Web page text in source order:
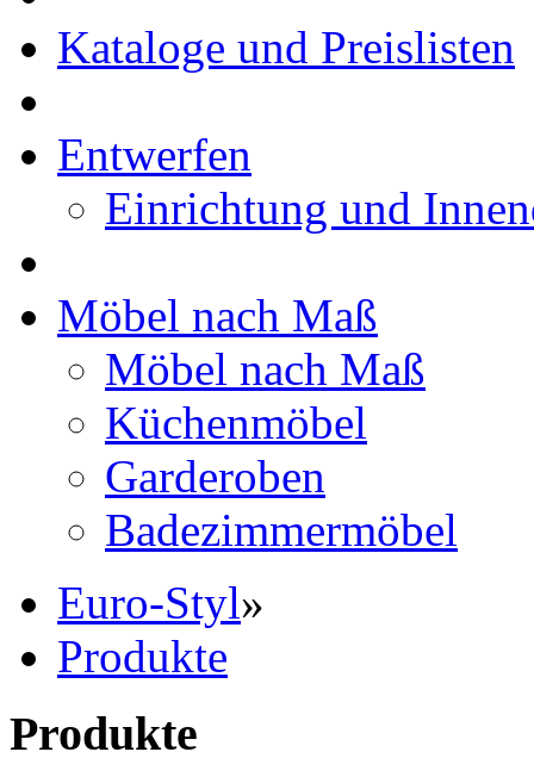
Kataloge und Preislisten
Entwerfen
Einrichtung und
Möbel nach Maß
Möbel nach Maß
Küchenmöbel
Garderoben
Badezimmermöbel
Euro-Styl»
Produkte
Produkte